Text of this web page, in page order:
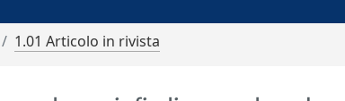
1.01 Articolo in rivista